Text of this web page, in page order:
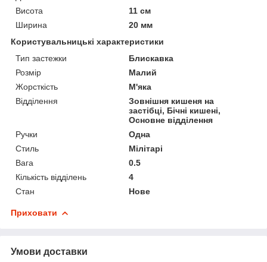
Висота
11 см
Ширина
20 мм
Користувальницькі характеристики
Тип застежки
Блискавка
Розмір
Малий
Жорсткість
М'яка
Відділення
Зовнішня кишеня на
застібці, Бічні кишені,
Основне відділення
Ручки
Одна
Стиль
Мілітарі
Вага
0.5
Кількість відділень
4
Стан
Нове
Приховати
Умови доставки